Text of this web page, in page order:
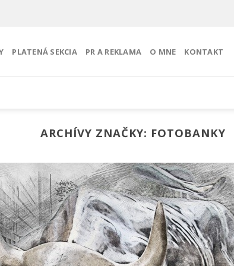
PLATENÁ SEKCIA PR A REKLAMA O MNE KONTAKT
ARCHÍVY ZNAČKY: FOTOBANKY